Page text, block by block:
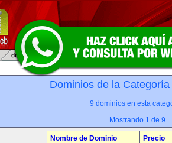
Dominios de la
9 dominios en esta
Mostrando 1 de 9
Nombre de Dominio
Precio